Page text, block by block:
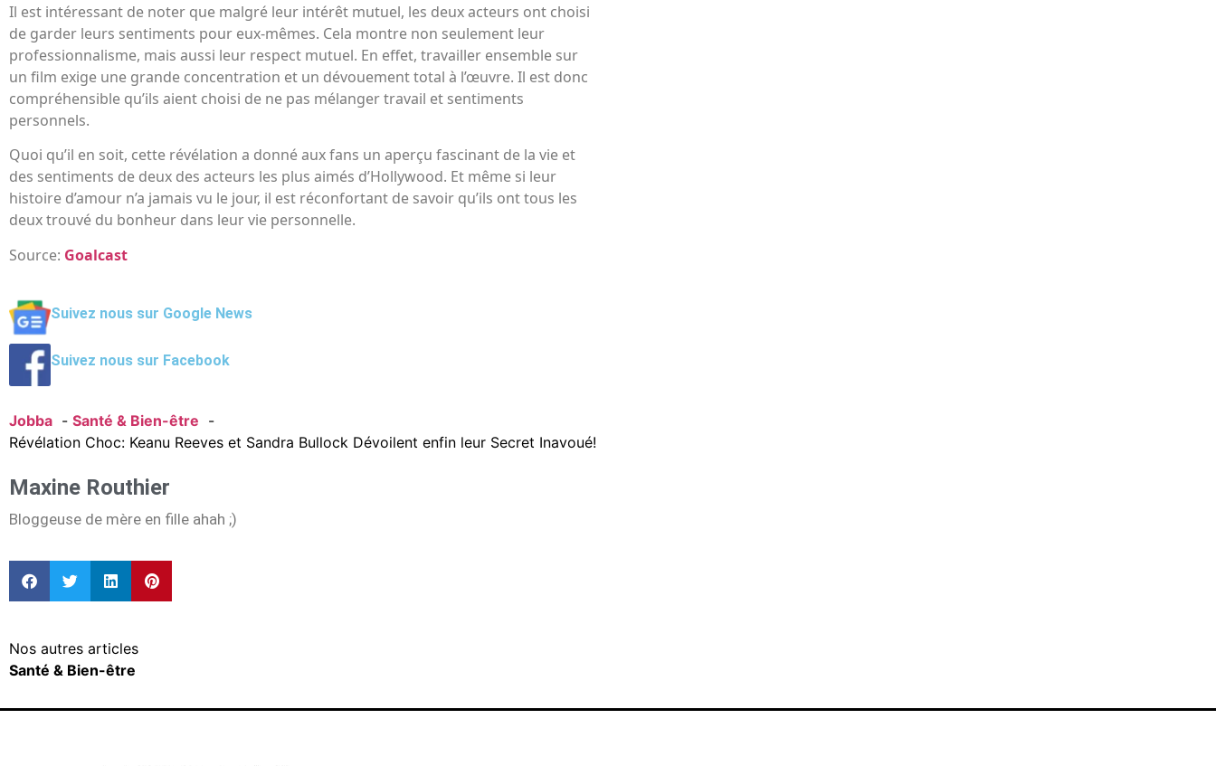
Il est intéressant de noter que malgré leur intérêt mutuel, les deux acteurs ont choisi
de garder leurs sentiments pour eux-mêmes. Cela montre non seulement leur
professionnalisme, mais aussi leur respect mutuel. En effet, travailler ensemble sur
un film exige une grande concentration et un dévouement total à l’œuvre. Il est donc
compréhensible qu’ils aient choisi de ne pas mélanger travail et sentiments
personnels.
Quoi qu’il en soit, cette révélation a donné aux fans un aperçu fascinant de la vie et
des sentiments de deux des acteurs les plus aimés d’Hollywood. Et même si leur
histoire d’amour n’a jamais vu le jour, il est réconfortant de savoir qu’ils ont tous les
deux trouvé du bonheur dans leur vie personnelle.
Source: Goalcast
Suivez nous sur Google News
Suivez nous sur Facebook
Jobba
Santé & Bien-être
Révélation Choc: Keanu Reeves et Sandra Bullock Dévoilent enfin leur Secret Inavoué!
Maxine Routhier
Bloggeuse de mère en fille ahah ;)
Nos autres articles
Santé & Bien-être